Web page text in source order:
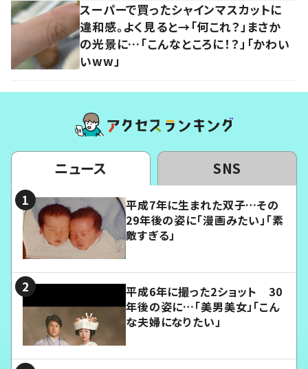
スーパーで買ったシャインマスカットに
違和感。よく見ると→「何これ？」まさか
の光景に…「こんなところに！？」「かわい
いww」
ニュース SNS
平成7年に生まれた双子…その
29年後の姿に「漫画みたい」「素
敵すぎる」
平成6年に撮った2ショット 30
年後の姿に…「美男美女」「こん
な夫婦になりたい」